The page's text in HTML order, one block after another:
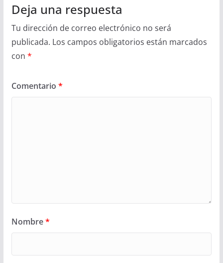
Deja una respuesta
Tu dirección de correo electrónico no será
publicada. Los campos obligatorios están marcados
con *
Comentario *
Nombre*